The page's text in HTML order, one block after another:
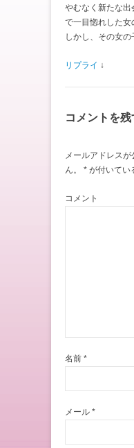
やむなく新たな
で一目惚れした女
しかし、その女の
リプライ ↓
コメントを残
メールアドレス
ん。
* が付いてい
コメント
名前 *
メール *